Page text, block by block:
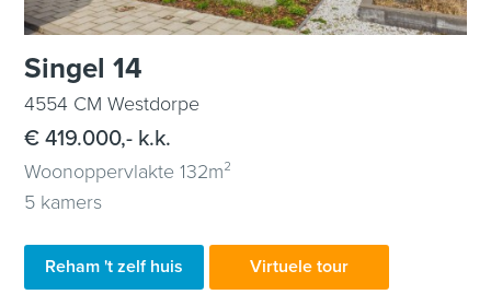
Singel 14
4554 CM Westdorpe
€ 419.000,- k.k.
Woonoppervlakte 132m²
5 kamers
Reham 't zelf huis Virtuele tour